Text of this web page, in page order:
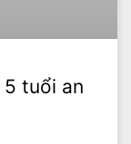
tuổi an